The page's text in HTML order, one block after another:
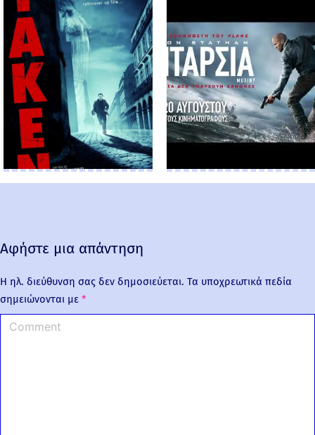
Αφήστε μια απάντηση
Η ηλ. διεύθυνση σας δεν δημοσιεύεται. Τα υποχρεωτικά πεδία
σημειώνονται με *